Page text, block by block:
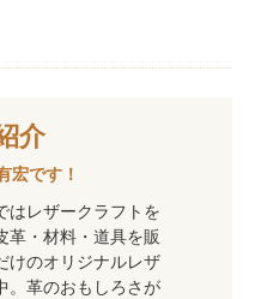
介
宏です！
はレザークラフトを
革・材料・道具を販
けのオリジナルレザ
。革のおもしろさが